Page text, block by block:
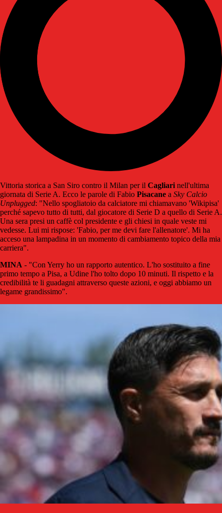
Vittoria storica a San Siro contro il Milan per il Cagliari nell'ultima
giornata di Serie A. Ecco le parole di Fabio Pisacane a Sky Calcio
Unplugged: "Nello spogliatoio da calciatore mi chiamavano 'Wikipisa'
perché sapevo tutto di tutti, dal giocatore di Serie D a quello di Serie A.
Una sera presi un caffè col presidente e gli chiesi in quale veste mi
vedesse. Lui mi rispose: 'Fabio, per me devi fare l'allenatore'. Mi ha
acceso una lampadina in un momento di cambiamento topico della mia
carriera".
MINA - "Con Yerry ho un rapporto autentico. L'ho sostituito a fine
primo tempo a Pisa, a Udine l'ho tolto dopo 10 minuti. Il rispetto e la
credibilità te li guadagni attraverso queste azioni, e oggi abbiamo un
legame grandissimo".